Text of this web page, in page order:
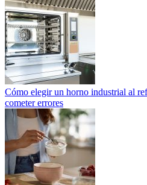
Cómo elegir un horno industrial al
cometer errores